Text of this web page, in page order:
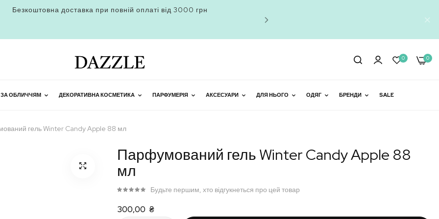
Безкоштовна доставка при повній оплаті від 3000 грн
0 0
ОБЛИЧЧЯМ ДЕКОРАТИВНА КОСМЕТИКА ПАРФУМЕРІЯ АКСЕСУАРИ ДЛЯ НЬОГО ОДЯГ БРЕНДИ SALE
гель Winter Candy Apple 88 мл
Парфумований гель Winter Candy Apple 88
мл
300,00 ₴
Будьте першим, хто відгукнеться про цей товар